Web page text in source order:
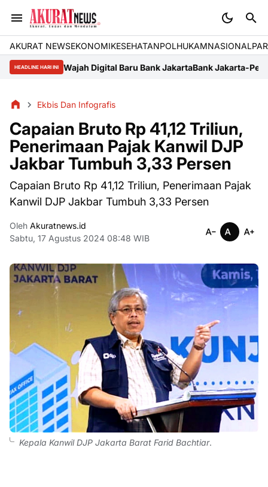
AKURAT NEWSEKONOMIKESEHATANPOLHUKAMNASIONAL
HEADLINE HARI INI
Wajah Digital Baru Bank Jakarta Bank Jakarta-Persija "United
Ekbis Dan Infografis
Capaian Bruto Rp 41,12 Triliun,
Penerimaan Pajak Kanwil DJP
Jakbar Tumbuh 3,33 Persen
Capaian Bruto Rp 41,12 Triliun, Penerimaan Pajak
Kanwil DJP Jakbar Tumbuh 3,33 Persen
Oleh Akuratnews.id
Sabtu, 17 Agustus 2024 08:48 WIB
Kepala Kanwil DJP Jakarta Barat Farid Bachtiar.